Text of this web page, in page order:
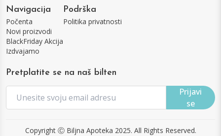
Navigacija
Počenta
Novi proizvodi
BlackFriday Akcija
Izdvajamo
Podrška
Politika privatnosti
Pretplatite se na naš bilten
Prijavi
se
Copyright Ⓒ Biljna Apoteka 2025. All Rights Reserved.